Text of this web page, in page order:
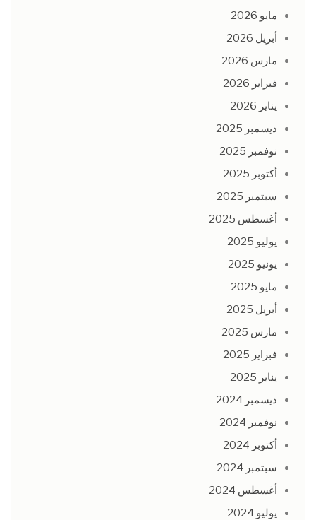
مايو 2026
أبريل 2026
مارس 2026
فبراير 2026
يناير 2026
ديسمبر 2025
نوفمبر 2025
أكتوبر 2025
سبتمبر 2025
أغسطس 2025
يوليو 2025
يونيو 2025
مايو 2025
أبريل 2025
مارس 2025
فبراير 2025
يناير 2025
ديسمبر 2024
نوفمبر 2024
أكتوبر 2024
سبتمبر 2024
أغسطس 2024
يوليو 2024